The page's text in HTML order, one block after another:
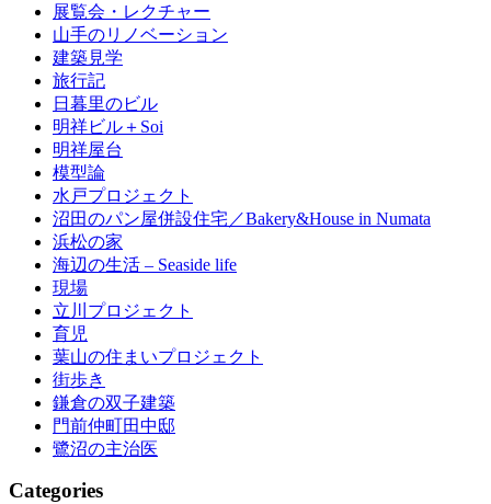
展覧会・レクチャー
山手のリノベーション
建築見学
旅行記
日暮里のビル
明祥ビル＋Soi
明祥屋台
模型論
水戸プロジェクト
沼田のパン屋併設住宅／Bakery&House in Numata
浜松の家
海辺の生活 – Seaside life
現場
立川プロジェクト
育児
葉山の住まいプロジェクト
街歩き
鎌倉の双子建築
門前仲町田中邸
鷺沼の主治医
Categories